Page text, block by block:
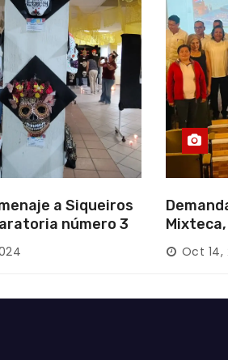
a Siqueiros
número 3
lasOct 14,